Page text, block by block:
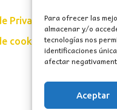
Para ofrecer las
almacenar y/o
tecnologías nos
identificaciones
afectar
Aceptar
Privacidad
cookies (UE)